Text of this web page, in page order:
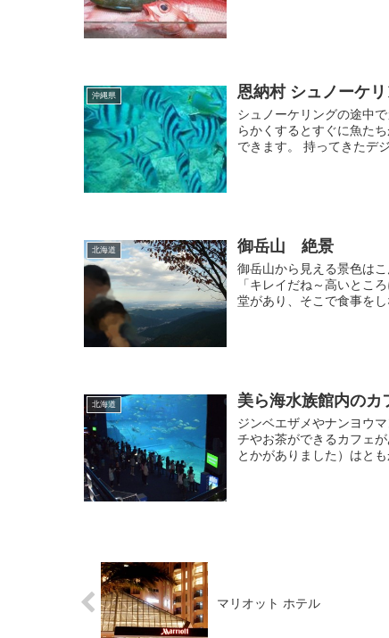
沖縄県 恩納村 シュノーケ
シュノーケリングの途中
らかくするとすぐに魚た
できます。 持ってきたデ
北海道 御岳山 絶景
御岳山から見える景色は
「キレイだね～高いとこ
堂があり、そこで食事をし
北海道 美ら海水族館内のカ
ジンベエザメやナンヨウ
チやお茶ができるカフェ
とかがありました）はと
マリオット ホテル